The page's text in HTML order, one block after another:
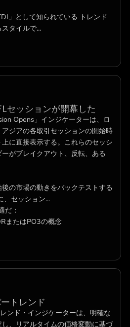
」として知られている トレンド
タイルで...
セッションが開幕した
Opens」インジケーターは、ロ
ジアの各取引セッションの開始時
に直接表示する。これらのセッシ
がブレイクアウト、反転、ある
の市場の動きをバックテストする
、セッション...
だ：
またはPO3の概念
トレンド
ンド・インジケーターは、明確な
し、リアルタイムの価格変動に基づ